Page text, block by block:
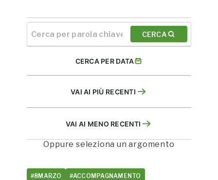
CERCA
CERCA PER DATA
VAI AI PIÙ RECENTI
VAI AI MENO RECENTI
Oppure seleziona un argomento
#8MARZO #ACCOMPAGNAMENTO